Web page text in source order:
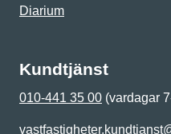
Diarium
Kundtjänst
010-441 35 00 (vardagar